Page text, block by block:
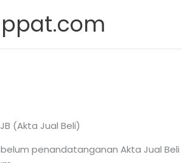
(Akta Jual Beli)
penandatanganan Akta Jual